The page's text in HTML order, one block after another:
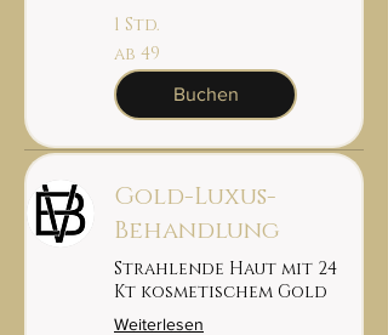
1 Std.
ab
49
ab 49
Buchen
Gold-Luxus-
Behandlung
Strahlende Haut mit 24
Kt kosmetischem Gold
Weiterlesen